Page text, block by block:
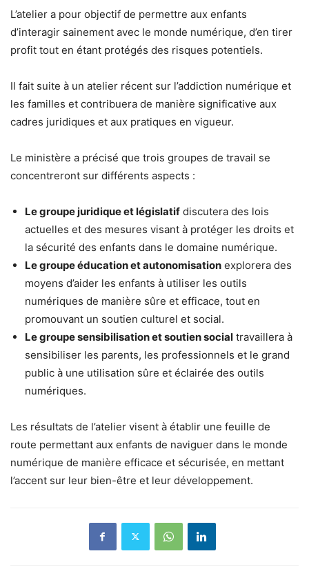
L’atelier a pour objectif de permettre aux enfants
d’interagir sainement avec le monde numérique, d’en tirer
profit tout en étant protégés des risques potentiels.
Il fait suite à un atelier récent sur l’addiction numérique et
les familles et contribuera de manière significative aux
cadres juridiques et aux pratiques en vigueur.
Le ministère a précisé que trois groupes de travail se
concentreront sur différents aspects :
Le groupe juridique et législatif discutera des lois
actuelles et des mesures visant à protéger les droits et
la sécurité des enfants dans le domaine numérique.
Le groupe éducation et autonomisation explorera des
moyens d’aider les enfants à utiliser les outils
numériques de manière sûre et efficace, tout en
promouvant un soutien culturel et social.
Le groupe sensibilisation et soutien social travaillera à
sensibiliser les parents, les professionnels et le grand
public à une utilisation sûre et éclairée des outils
numériques.
Les résultats de l’atelier visent à établir une feuille de
route permettant aux enfants de naviguer dans le monde
numérique de manière efficace et sécurisée, en mettant
l’accent sur leur bien-être et leur développement.